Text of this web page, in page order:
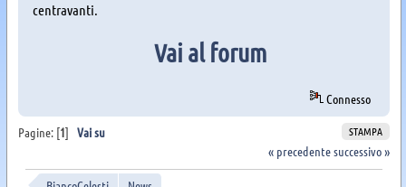
centravanti.
Vai al forum
Connesso
STAMPA
Pagine: [1] Vai su
« precedentesuccessivo »